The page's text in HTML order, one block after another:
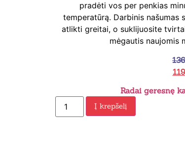
pradėti vos per penkias
temperatūrą. Darbinis
atlikti greitai, o suklijuosite
mėgautis naujomis
Radai geresnę
Į krepšelį